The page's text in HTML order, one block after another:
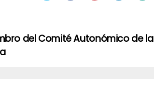
del Comité Autonómico de la